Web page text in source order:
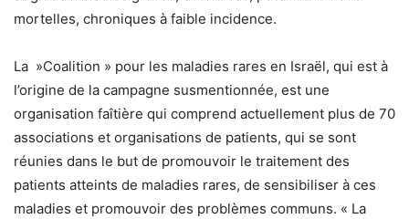
mortelles, chroniques à faible incidence.
La »Coalition » pour les maladies rares en Israël, qui est à
l’origine de la campagne susmentionnée, est une
organisation faîtière qui comprend actuellement plus de 70
associations et organisations de patients, qui se sont
réunies dans le but de promouvoir le traitement des
patients atteints de maladies rares, de sensibiliser à ces
maladies et promouvoir des problèmes communs. « La